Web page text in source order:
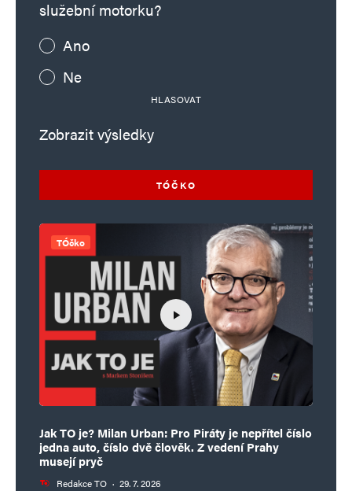
služební motorku?
Ano
Ne
HLASOVAT
Zobrazit výsledky
TÓČKO
TÓčko
Jak TO je? Milan Urban: Pro Piráty je nepřítel číslo
jedna auto, číslo dvě člověk. Z vedení Prahy
musejí pryč
Redakce TO · 29. 7. 2026